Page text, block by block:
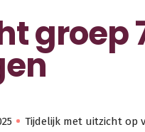
groep
Tijdelijk met uitzicht op